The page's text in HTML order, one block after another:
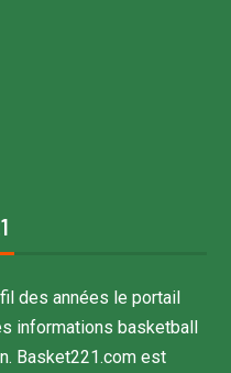
des années le portail
informations basketball
Basket221.com est